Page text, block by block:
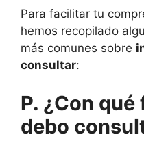
Para facilitar tu
hemos recopilado
más comunes sobre
consultar:
P. ¿Con
debo